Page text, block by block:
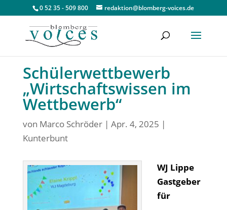
0 52 35 - 509 800 redaktion@blomberg-voices.de
Schülerwettbewerb
„Wirtschaftswissen im
Wettbewerb“
von Marco Schröder| Apr. 4, 2025 |
Kunterbunt
WJ Lippe
Gastgeber
für